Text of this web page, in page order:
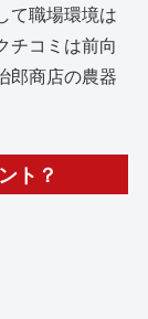
て職場環境は
チコミは前向
郎商店の農器
ト？